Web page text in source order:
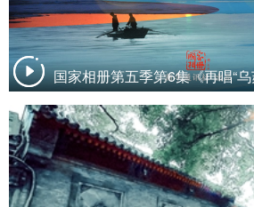
国家相册第五季第6集《再唱“乌